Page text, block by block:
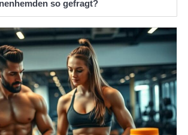
so gefragt?